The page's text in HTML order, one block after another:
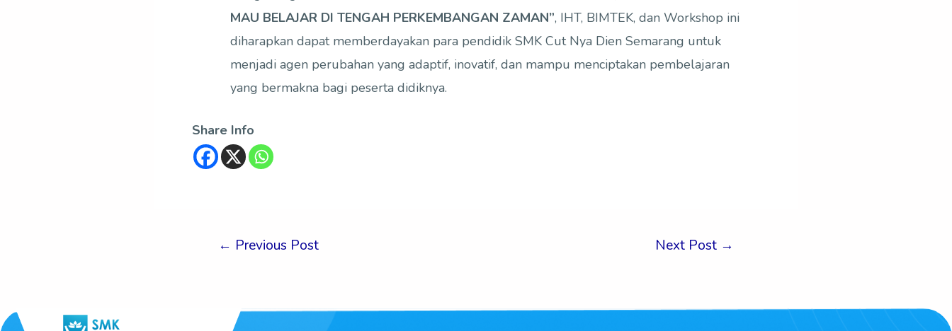
MAU BELAJAR DI TENGAH PERKEMBANGAN ZAMAN”, IHT, BIMTEK, dan Workshop ini
diharapkan dapat memberdayakan para pendidik SMK Cut Nya Dien Semarang untuk
menjadi agen perubahan yang adaptif, inovatif, dan mampu menciptakan pembelajaran
yang bermakna bagi peserta didiknya.
Share Info
← Previous Post Next Post →